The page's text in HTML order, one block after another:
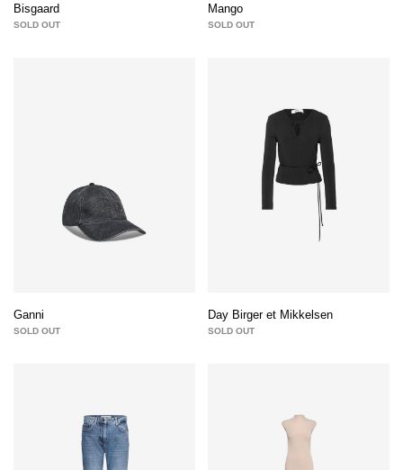
Bisgaard
SOLD OUT
Mango
SOLD OUT
Ganni
SOLD OUT
Day Birger et Mikkelsen
SOLD OUT